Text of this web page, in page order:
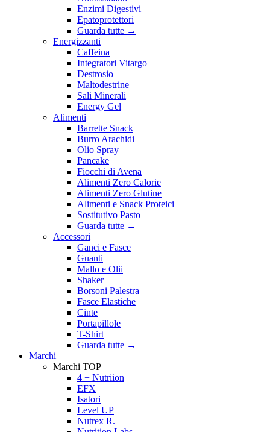
Enzimi Digestivi
Epatoprotettori
Guarda tutte →
Energizzanti
Caffeina
Integratori Vitargo
Destrosio
Maltodestrine
Sali Minerali
Energy Gel
Alimenti
Barrette Snack
Burro Arachidi
Olio Spray
Pancake
Fiocchi di Avena
Alimenti Zero Calorie
Alimenti Zero Glutine
Alimenti e Snack Proteici
Sostitutivo Pasto
Guarda tutte →
Accessori
Ganci e Fasce
Guanti
Mallo e Olii
Shaker
Borsoni Palestra
Fasce Elastiche
Cinte
Portapillole
T-Shirt
Guarda tutte →
Marchi
Marchi TOP
4 + Nutriion
EFX
Isatori
Level UP
Nutrex R.